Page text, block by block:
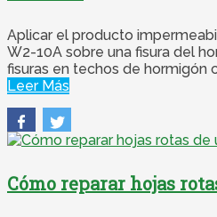
Aplicar el producto
W2-10A sobre una fisura del
fisuras en techos de hormigón
Leer Más
Cómo reparar hojas